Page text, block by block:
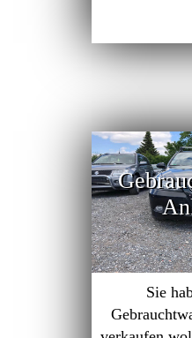
Sie